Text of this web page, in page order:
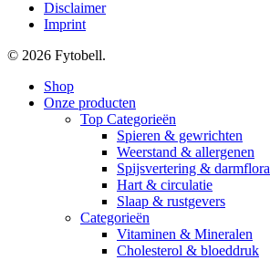
Disclaimer
Imprint
© 2026 Fytobell.
Close
Menu
Shop
Onze producten
Top Categorieën
Spieren & gewrichten
Weerstand & allergenen
Spijsvertering & darmflora
Hart & circulatie
Slaap & rustgevers
Categorieën
Vitaminen & Mineralen
Cholesterol & bloeddruk